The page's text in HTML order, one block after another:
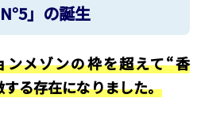
」の誕生
ンメゾンの枠を超えて“香
る存在になりました。